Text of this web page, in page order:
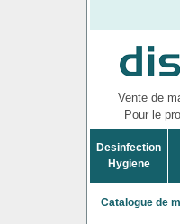
Vente de
Pour le
Desinfection
Hygiene
Catalogue de